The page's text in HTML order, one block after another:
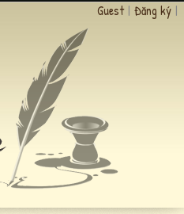
Guest | Đăng ký |